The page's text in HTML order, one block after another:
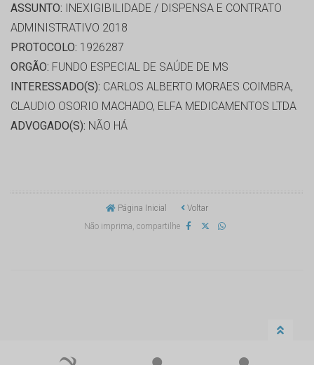
ASSUNTO: INEXIGIBILIDADE / DISPENSA E CONTRATO
ADMINISTRATIVO 2018
PROTOCOLO: 1926287
ORGÃO: FUNDO ESPECIAL DE SAÚDE DE MS
INTERESSADO(S): CARLOS ALBERTO MORAES COIMBRA,
CLAUDIO OSORIO MACHADO, ELFA MEDICAMENTOS LTDA
ADVOGADO(S): NÃO HÁ
Página Inicial
Voltar
Não imprima, compartilhe